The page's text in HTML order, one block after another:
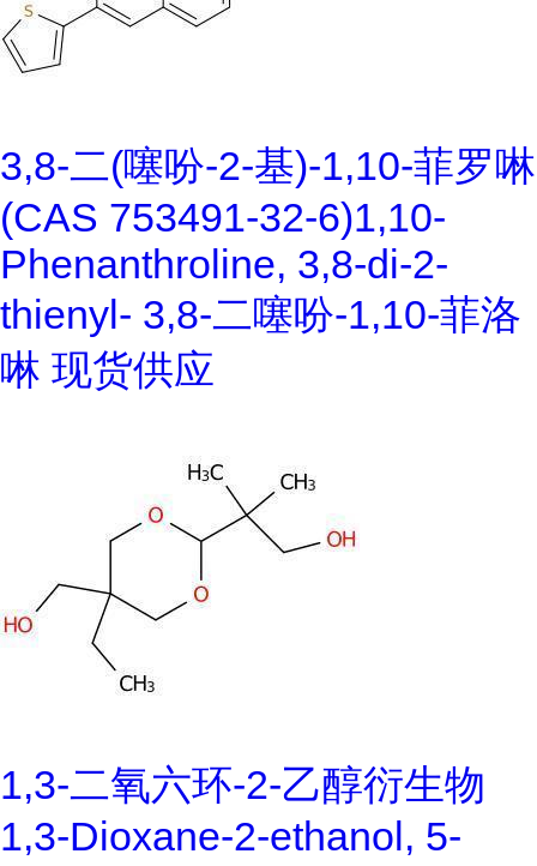
3,8-二(噻吩-2-基)-1,10-菲罗啉
(CAS 753491-32-6)1,10-
Phenanthroline, 3,8-di-2-
thienyl- 3,8-二噻吩-1,10-菲洛
啉 现货供应
1,3-二氧六环-2-乙醇衍生物
1,3-Dioxane-2-ethanol, 5-